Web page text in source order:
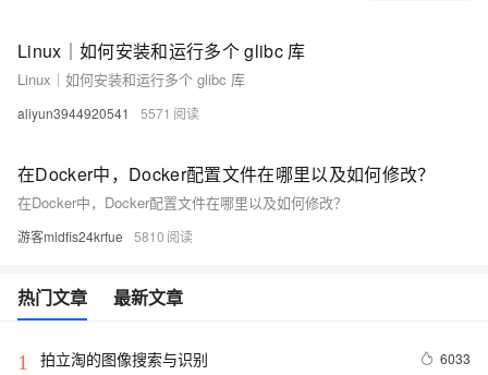
Linux｜如何安装和运行多个 glibc 库
Linux｜如何安装和运行多个 glibc 库
aliyun3944920541 5571
在Docker中，Docker配置文件在哪里以及如何修改？
在Docker中，Docker配置文件在哪里以及如何修改？
游客mldfis24krfue 5810
热门文章 最新文章
1 拍立淘的图像搜索与识别 6033